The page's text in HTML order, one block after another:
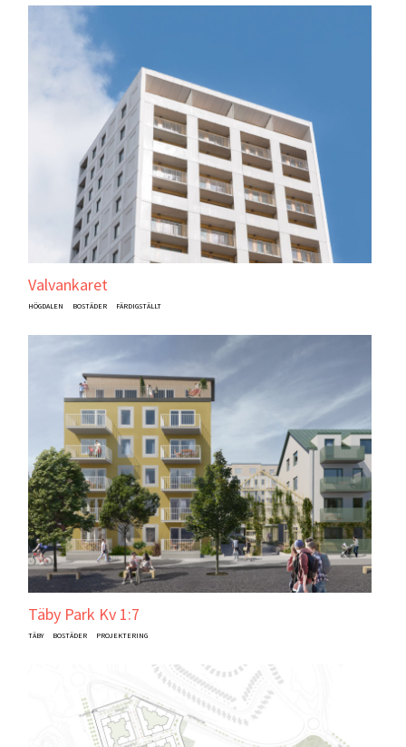
Valvankaret
HÖGDALEN BOSTÄDER FÄRDIGSTÄLLT
Täby Park Kv 1:7
TÄBY BOSTÄDER PROJEKTERING